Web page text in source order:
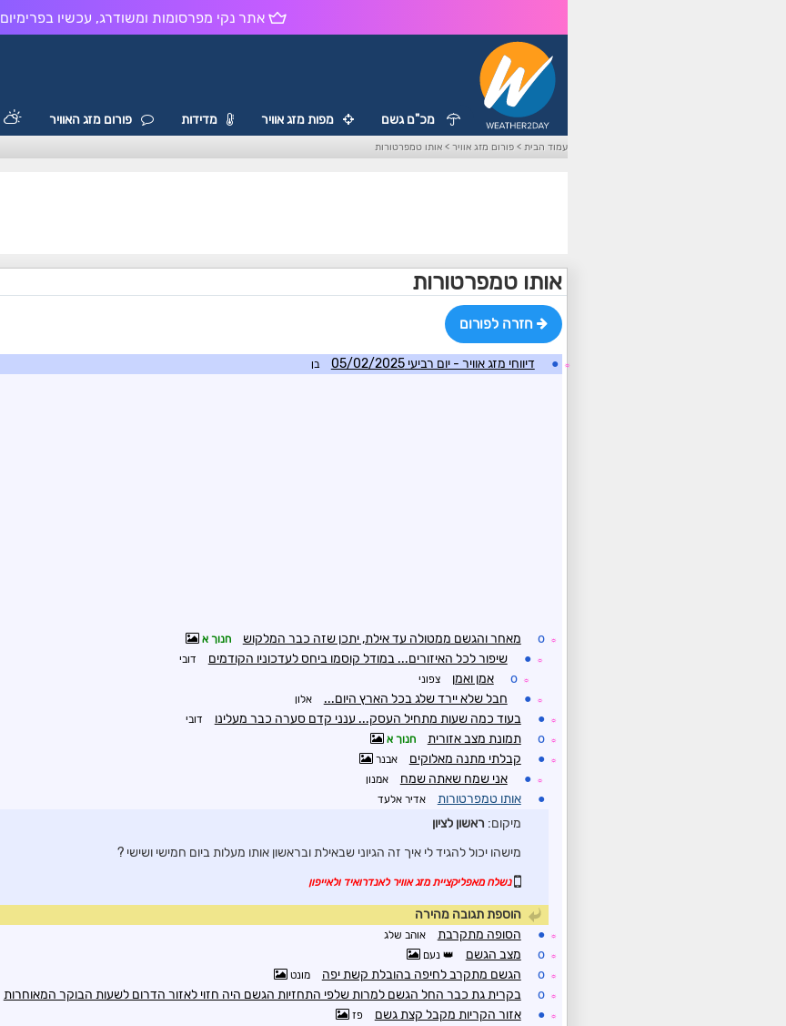
אתר נקי מפרסומות ומשודרג, עכשיו בפרימיום
מכ"ם גשם מפות מזג אוויר מדידות פורום מזג האוויר
עמוד הבית >פורום מזג אוויר >אותו טמפרטורות
אותו טמפרטורות
חזרה לפורום
☼
● דיווחי מזג אוויר - יום רביעי 05/02/2025 בן
☼
o מאחר והגשם ממטולה עד אילת, יתכן שזה כבר המלקוש חנוך א
☼
● שיפור לכל האיזורים... במודל קוסמו ביחס לעדכוניו הקודמים דובי
☼
o אמן ואמן צפוני
☼
● חבל שלא יירד שלג בכל הארץ היום... אלון
☼
● בעוד כמה שעות מתחיל העסק... ענני קדם סערה כבר מעלינו דובי
☼
o תמונת מצב אזורית חנוך א
☼
● קבלתי מתנה מאלוקים אבנר
☼
● אני שמח שאתה שמח אמנון
● אותו טמפרטורות אדיר אלעד
מיקום: ראשון לציון
מישהו יכול להגיד לי איך זה הגיוני שבאילת ובראשון אותו מעלות ביום חמישי ושישי ?
נשלח מאפליקציית מזג אוויר לאנדרואיד ולאייפון
הוספת תגובה מהירה
☼
● הסופה מתקרבת אוהב שלג
☼
o מצב הגשם נעם
☼
o הגשם מתקרב לחיפה בהובלת קשת יפה מונט
☼
o בקרית גת כבר החל הגשם למרות שלפי התחזיות הגשם היה חזוי לאזור הדרום לשעות הבוקר המאוחרות
☼
● אזור הקריות מקבל קצת גשם פז